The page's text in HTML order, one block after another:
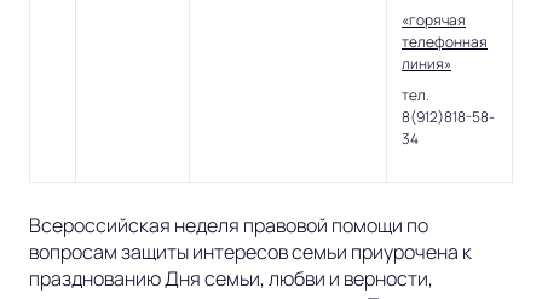
«горячая
телефонная
линия»
тел.
8(912)818-58-
34
Всероссийская неделя правовой помощи по
вопросам защиты интересов семьи приурочена к
празднованию Дня семьи, любви и верности,